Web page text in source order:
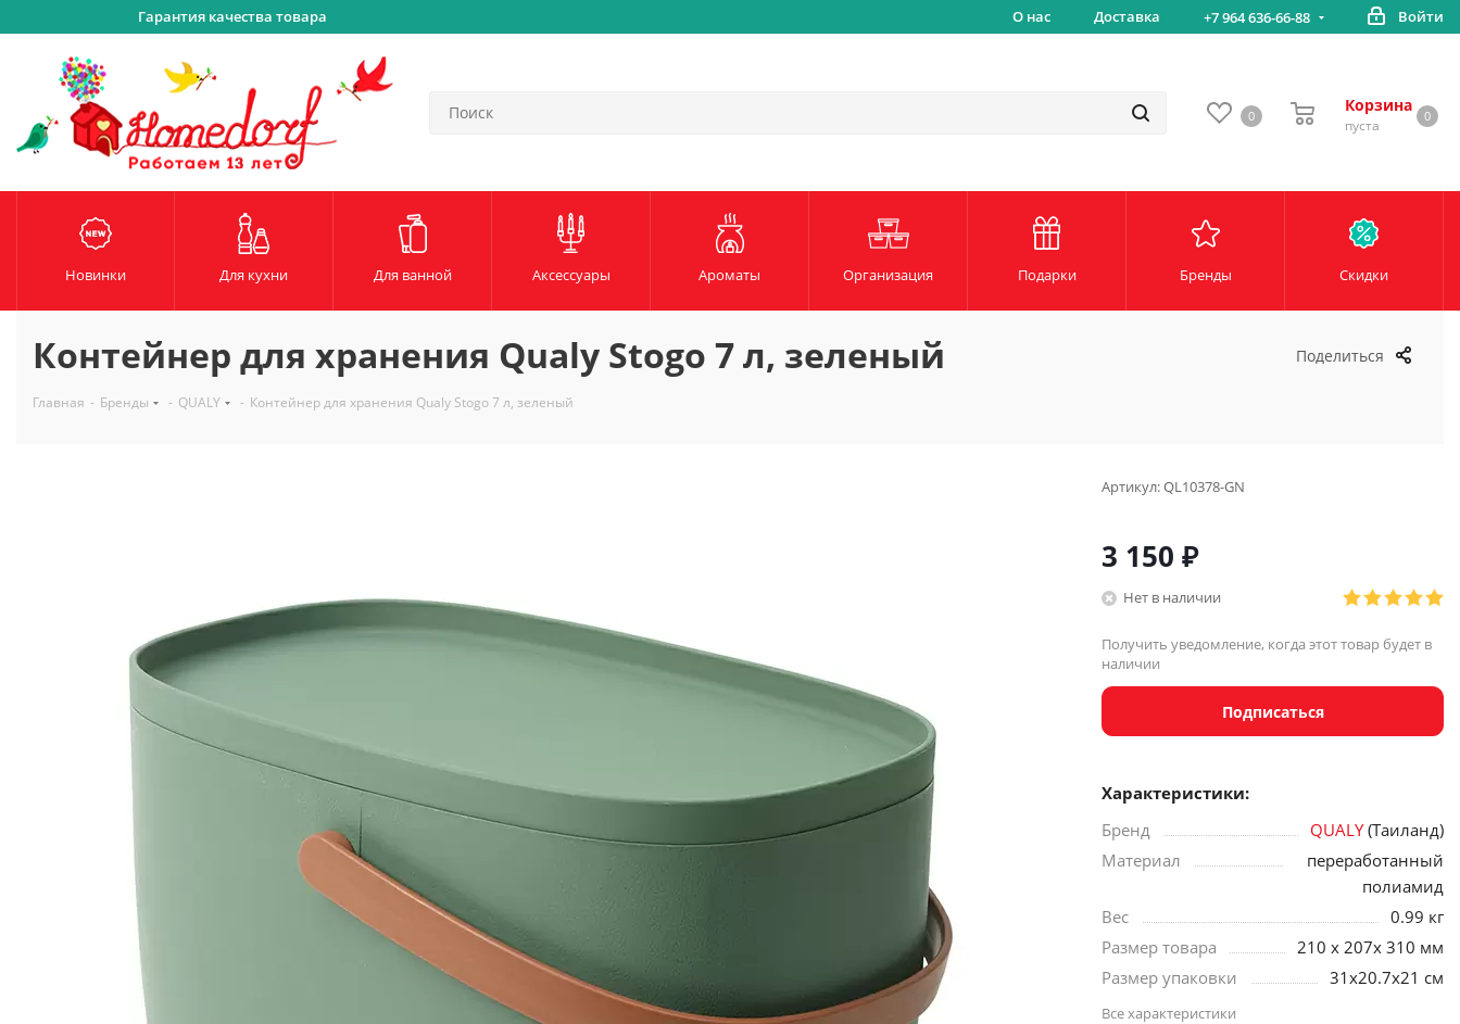
Гарантия качества товара О нас Доставка +7 964 636-66-88 Войти
0
Корзина
пуста
0
Новинки Для кухни Для ванной Аксессуары Ароматы Организация Подарки Бренды Скидки
Поделиться
Контейнер для хранения Qualy Stogo 7 л, зеленый
Главная - Бренды - QUALY - Контейнер для хранения Qualy Stogo 7 л, зеленый
Артикул:QL10378-GN
3 150 ₽
Нет в наличии
Получить уведомление, когда этот товар будет в
наличии
Подписаться
Характеристики:
Бренд
QUALY(Таиланд)
Материал
переработанный
полиамид
Вес
0.99 кг
Размер товара
210 х 207х 310 мм
Размер упаковки
31х20.7х21 см
Все характеристики